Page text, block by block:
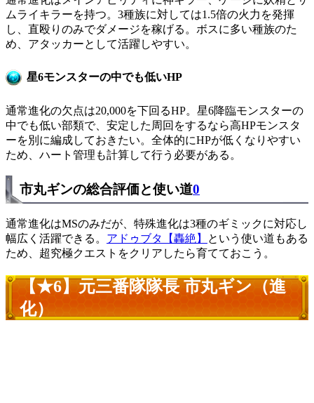
ムライキラーを持つ。3種族に対しては1.5倍の火力を発揮
し、直殴りのみでダメージを稼げる。ボスに多い種族のた
め、アタッカーとして活躍しやすい。
星6モンスターの中でも低いHP
通常進化の欠点は20,000を下回るHP。星6降臨モンスターの
中でも低い部類で、安定した周回をするなら高HPモンスタ
ーを別に編成しておきたい。全体的にHPが低くなりやすい
ため、ハート管理も計算して行う必要がある。
市丸ギンの総合評価と使い道0
通常進化はMSのみだが、特殊進化は3種のギミックに対応し
幅広く活躍できる。 アドゥブタ【轟絶】
という使い道もある
ため、超究極クエストをクリアしたら育てておこう。
【★6】元三番隊隊長 市丸ギン（進
化）